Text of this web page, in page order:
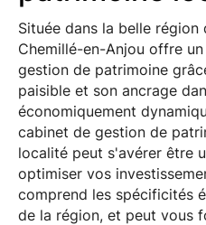
Située dans la belle région
Chemillé-en-Anjou offre
gestion de patrimoine
paisible et son ancrage
économiquement
cabinet de gestion de
localité peut s'avérer être
optimiser vos
comprend les spécificités
de la région, et peut vous